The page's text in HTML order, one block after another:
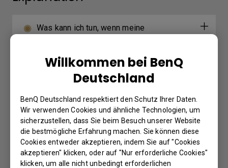
Willkommen bei BenQ
Deutschland
BenQ Deutschland respektiert den Schutz Ihrer Daten.
Wir verwenden Cookies und ähnliche Technologien, um
sicherzustellen, dass Sie beim Besuch unserer Website
die bestmögliche Erfahrung machen. Sie können diese
Cookies entweder akzeptieren, indem Sie auf "Cookies
akzeptieren" klicken, oder auf "Nur erforderliche Cookies"
klicken, um alle nicht unbedingt erforderlichen
Was kann ich tun, wenn meine
Dupliziermodus unter Windows kleiner wird?
Further Query
Der Wired Remote-Anschluss wird
verwendet, um eine kabelgebundene
Fernbedienung anzuschließen. Was ist die